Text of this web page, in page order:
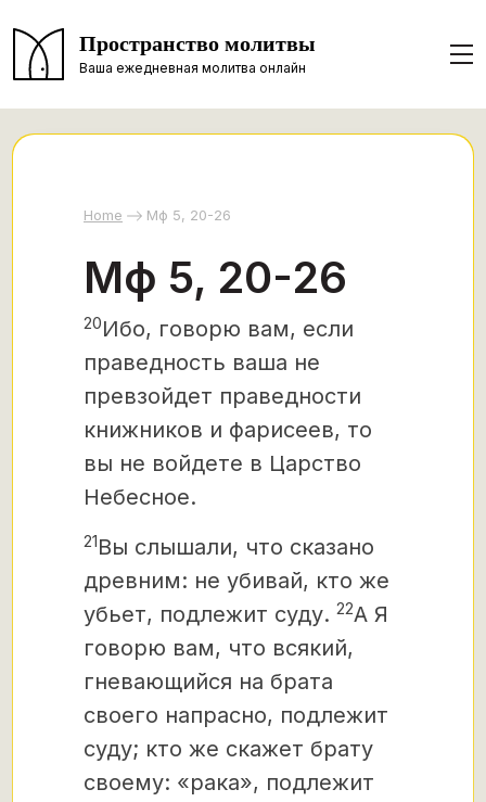
Пространство молитвы
Ваша ежедневная молитва онлайн
Home Мф 5, 20-26
Мф 5, 20-26
20Ибо, говорю вам, если
праведность ваша не
превзойдет праведности
книжников и фарисеев, то
вы не войдете в Царство
Небесное.
21Вы слышали, что сказано
древним: не убивай, кто же
убьет, подлежит суду. 22А Я
говорю вам, что всякий,
гневающийся на брата
своего напрасно, подлежит
суду; кто же скажет брату
своему: «рака», подлежит